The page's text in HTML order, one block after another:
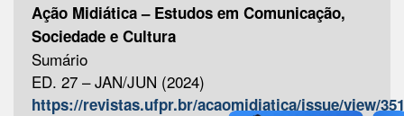
Ação Midiática – Estudos em Comunicação,
Sociedade e Cultura
Sumário
ED. 27 – JAN/JUN (2024)
https://revistas.ufpr.br/acaomidiatica/issue/view/